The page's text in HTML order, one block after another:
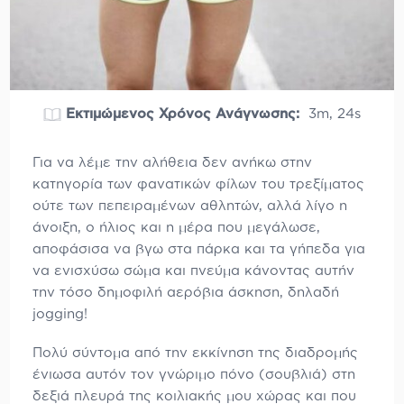
Εκτιμώμενος Χρόνος Ανάγνωσης: 3m, 24s
Για να λέμε την αλήθεια δεν ανήκω στην
κατηγορία των φανατικών φίλων του τρεξίματος
ούτε των πεπειραμένων αθλητών, αλλά λίγο η
άνοιξη, ο ήλιος και η μέρα που μεγάλωσε,
αποφάσισα να βγω στα πάρκα και τα γήπεδα για
να ενισχύσω σώμα και πνεύμα κάνοντας αυτήν
την τόσο δημοφιλή αερόβια άσκηση, δηλαδή
jogging!
Πολύ σύντομα από την εκκίνηση της διαδρομής
ένιωσα αυτόν τον γνώριμο πόνο (σουβλιά) στη
δεξιά πλευρά της κοιλιακής μου χώρας και που